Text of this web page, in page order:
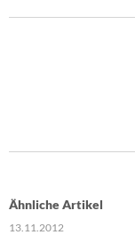
Ähnliche Artikel
13.11.2012